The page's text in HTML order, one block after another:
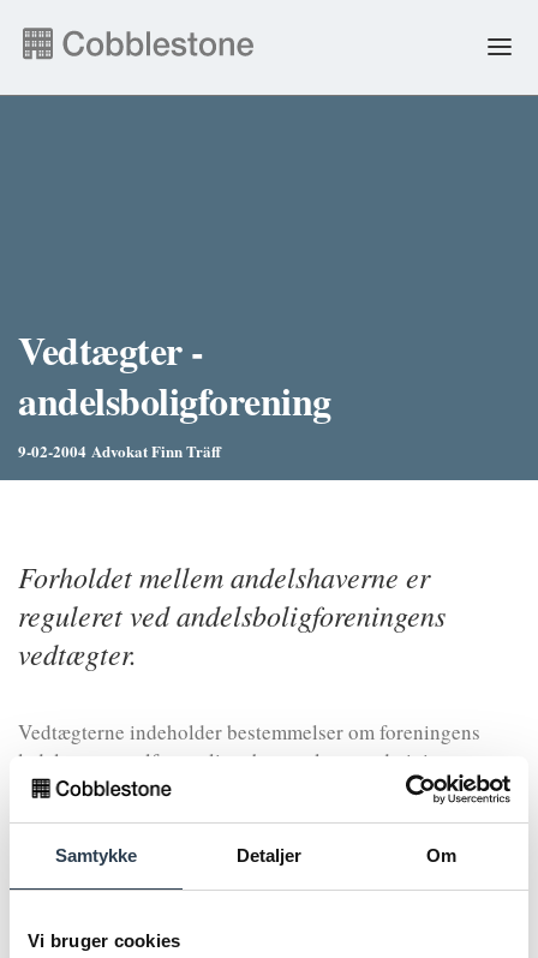
Samtykke Detaljer Om
Vi bruger cookies
ENGLISH
Vedtægter -
andelsboligforening
9-02-2004 Advokat Finn Träff
Forholdet mellem andelshaverne er
reguleret ved andelsboligforeningens
vedtægter.
Vedtægterne indeholder bestemmelser om foreningens
ledelse, generalforsamling, bestyrelse og administrator.
Vedtægterne kan indeholde andre vigtige bestemmelser,
som f.eks. bestemmelse om venteliste ved salg eller om,